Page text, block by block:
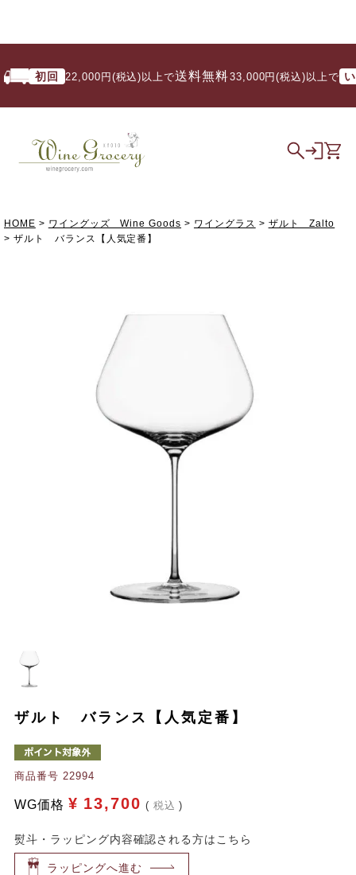
初回 22,000円(税込)以上で 送料無料/ 33,000円(税込)以上で いつ
HOME ワイングッズ Wine Goods ワイングラス
ザルト Zalto
ザルト バランス【人気定番】
ザルト バランス【人気定番】
商品番号 22994
WG価格 ¥ 13,700 税込
熨斗・ラッピング内容確認される方はこちら
ラッピングへ進む